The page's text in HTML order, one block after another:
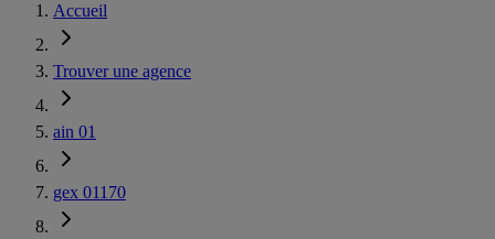
Accueil
Trouver une agence
ain 01
gex 01170